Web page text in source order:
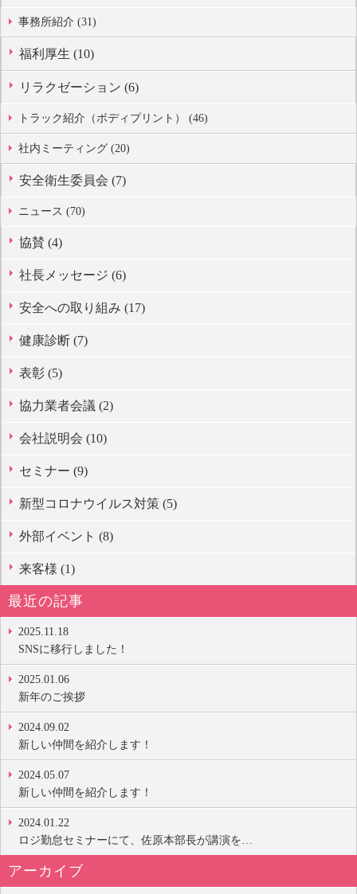
事務所紹介 (31)
福利厚生 (10)
リラクゼーション (6)
トラック紹介（ボディプリント） (46)
社内ミーティング (20)
安全衛生委員会 (7)
ニュース (70)
協賛 (4)
社長メッセージ (6)
安全への取り組み (17)
健康診断 (7)
表彰 (5)
協力業者会議 (2)
会社説明会 (10)
セミナー (9)
新型コロナウイルス対策 (5)
外部イベント (8)
来客様 (1)
最近の記事
2025.11.18
SNSに移行しました！
2025.01.06
新年のご挨拶
2024.09.02
新しい仲間を紹介します！
2024.05.07
新しい仲間を紹介します！
2024.01.22
ロジ勤怠セミナーにて、佐原本部長が講演を…
アーカイブ